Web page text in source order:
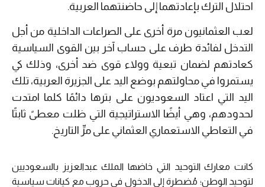
احتلال الترك بإعادتهما إلى حاضنتهما العربية.
لعب العثمانيون مرة أخرى على الصراعات الداخلية من أجل
التدخل لفائدة طرف على حساب آخر بين القوى السياسية
كعادتهم لضمان تبعية وولاء قوى ضد أخرى، وذلك كي
يستمروا في محاولتهم بوضع اليد على الجزيرة العربية، تلك
اليد التي اعتاد السعوديون على بترها دائمًا كلما امتدت
لحدودهم، وهي أيضًا الاستراتيجية التي ظلت معطىً ثابتًا
في التعاطي الاستعماري العثماني على مرِّ التاريخ.
كانت معارك التوحيد التي خاضها الملك عبدالعزيز بالسعوديين
لتوحيد الوطن؛ مُضطرة إلى الدخول في حروبٍ مع كيانات سياسية